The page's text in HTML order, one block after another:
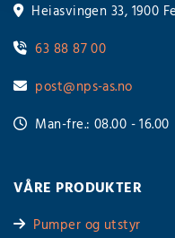
Heiasvingen 33, 1900
 63 88 87 00
 post@nps-as.no
 Man-fre.: 08.00 - 16.00
VÅRE PRODUKTER
 Pumper og utstyr